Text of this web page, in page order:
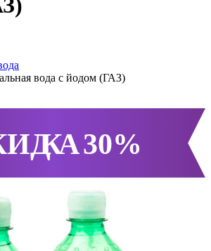
вода с йодом (ГАЗ)